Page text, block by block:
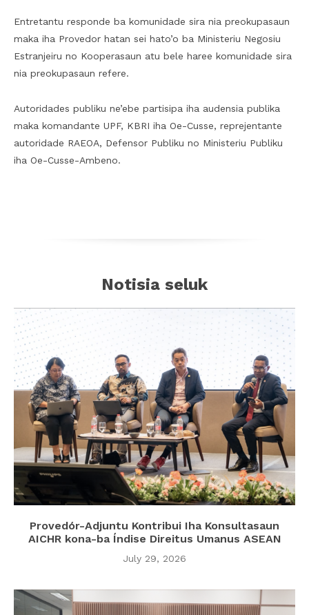
Entretantu responde ba komunidade sira nia preokupasaun
maka iha Provedor hatan sei hato’o ba Ministeriu Negosiu
Estranjeiru no Kooperasaun atu bele haree komunidade sira
nia preokupasaun refere.
Autoridades publiku ne’ebe partisipa iha audensia publika
maka komandante UPF, KBRI iha Oe-Cusse, reprejentante
autoridade RAEOA, Defensor Publiku no Ministeriu Publiku
iha Oe-Cusse-Ambeno.
Notisia seluk
Provedór-Adjuntu Kontribui Iha Konsultasaun
AICHR kona-ba Índise Direitus Umanus ASEAN
July 29, 2026